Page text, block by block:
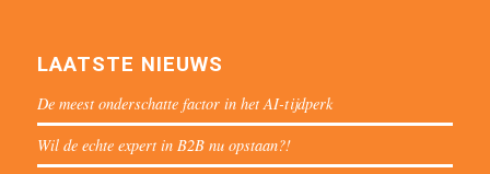
LAATSTE NIEUWS
De meest onderschatte factor in het AI-tijdperk
Wil de echte expert in B2B nu opstaan?!